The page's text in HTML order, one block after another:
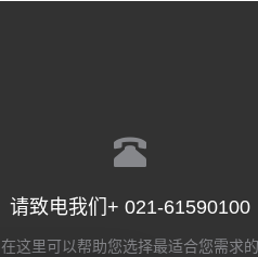
请致电我们+ 021-61590100
在这里可以帮助您选择最适合您需求的